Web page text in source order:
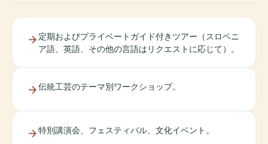
定期およびプライベートガイド付きツアー（スロベニ
ア語、英語、その他の言語はリクエストに応じて）。
伝統工芸のテーマ別ワークショップ。
特別講演会、フェスティバル、文化イベント。